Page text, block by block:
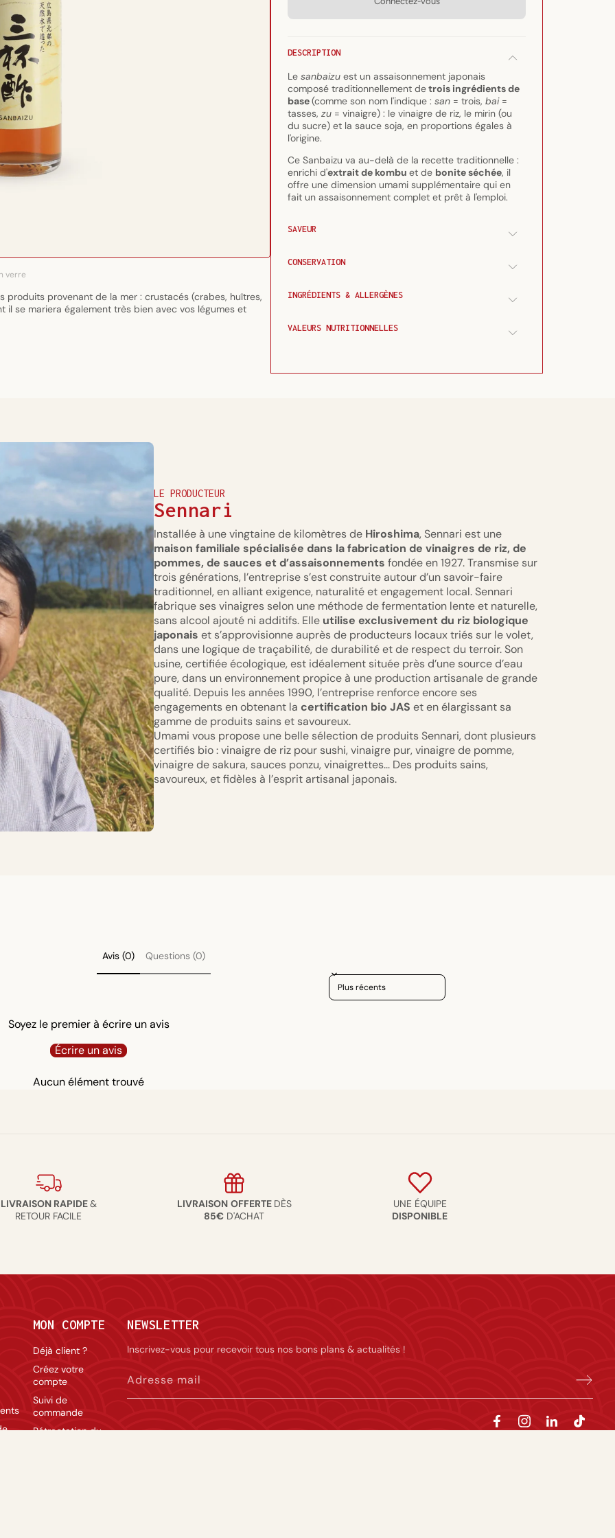
verre
provenant de la mer : crustacés (crabes, huîtres,
se mariera également très bien avec vos légumes et
au
Sanbaizu
ml
Vinaigre
au
ml
DESCRIPTION
Lesanbaizu est un assaisonnement japonais
composé traditionnellement detrois ingrédients de
base(comme son nom l'indique : san = trois,bai=
tasses,zu = vinaigre) : le vinaigre de riz, le mirin (ou
du sucre) et la sauce soja, en proportions égales à
l'origine.
Ce Sanbaizu va au-delà de la recette traditionnelle :
enrichi d'extrait de kombuet de bonite séchée, il
offre une dimension umami supplémentaire qui en
fait un assaisonnement complet et prêt à l'emploi.
SAVEUR
CONSERVATION
INGRÉDIENTS & ALLERGÈNES
VALEURS NUTRITIONNELLES
LE PRODUCTEUR
Sennari
Installée à une vingtaine de kilomètres de Hiroshima, Sennari est une
maison familiale spécialisée dans la fabrication de vinaigres de riz, de
pommes, de sauces et d’assaisonnements fondée en 1927. Transmise sur
trois générations, l’entreprise s’est construite autour d’un savoir-faire
traditionnel, en alliant exigence, naturalité et engagement local. Sennari
fabrique ses vinaigres selon une méthode de fermentation lente et naturelle,
sans alcool ajouté ni additifs. Elle utilise exclusivement du riz biologique
japonais et s’approvisionne auprès de producteurs locaux triés sur le volet,
dans une logique de traçabilité, de durabilité et de respect du terroir. Son
usine, certifiée écologique, est idéalement située près d’une source d’eau
pure, dans un environnement propice à une production artisanale de grande
qualité. Depuis les années 1990, l’entreprise renforce encore ses
engagements en obtenant la certification bio JAS et en élargissant sa
gamme de produits sains et savoureux.
Umami vous propose une belle sélection de produits Sennari, dont plusieurs
certifiés bio : vinaigre de riz pour sushi, vinaigre pur, vinaigre de pomme,
vinaigre de sakura, sauces ponzu, vinaigrettes... Des produits sains,
savoureux, et fidèles à l’esprit artisanal japonais.
Avis (0) Questions (0)
Sort reviews by
Soyez le premier à écrire un avis
Écrire un avis
Aucun élément trouvé
LIVRAISON RAPIDE&
RETOUR FACILE
LIVRAISON OFFERTE DÈS
85€ D'ACHAT
UNE ÉQUIPE
DISPONIBLE
MON COMPTE
Déjà client ?
Créez votre
compte
Suivi de
commande
Rétractation du
NEWSLETTER
Inscrivez-vous pour recevoir tous nos bons plans & actualités !
Adresse mail